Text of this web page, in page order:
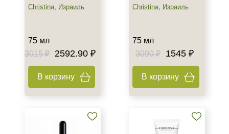
Ежедневный
Для женщин
Процедура
Christina, Израиль
75 мл
3015 ₽
2592.90 ₽
В корзину
Christina, Израиль
75 мл
3090 ₽
1545 ₽
В корзину